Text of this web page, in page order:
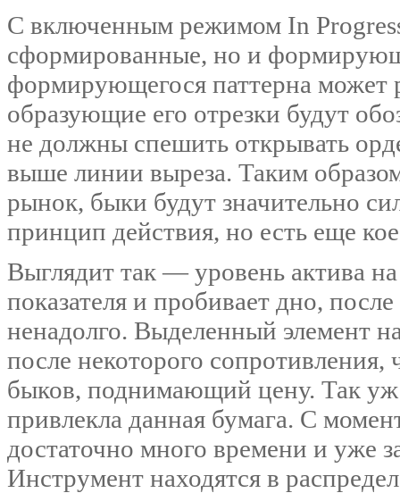
С включенным режимом In
сформированные, но и
формирующегося паттерна может
образующие его отрезки будут
не должны спешить открывать
выше линии выреза. Таким
рынок, быки будут значительно
принцип действия, но есть еще
Выглядит так — уровень актива
показателя и пробивает дно,
ненадолго. Выделенный элемент
после некоторого сопротивления,
быков, поднимающий цену. Так
привлекла данная бумага. С
достаточно много времени и уже
Инструмент находятся в